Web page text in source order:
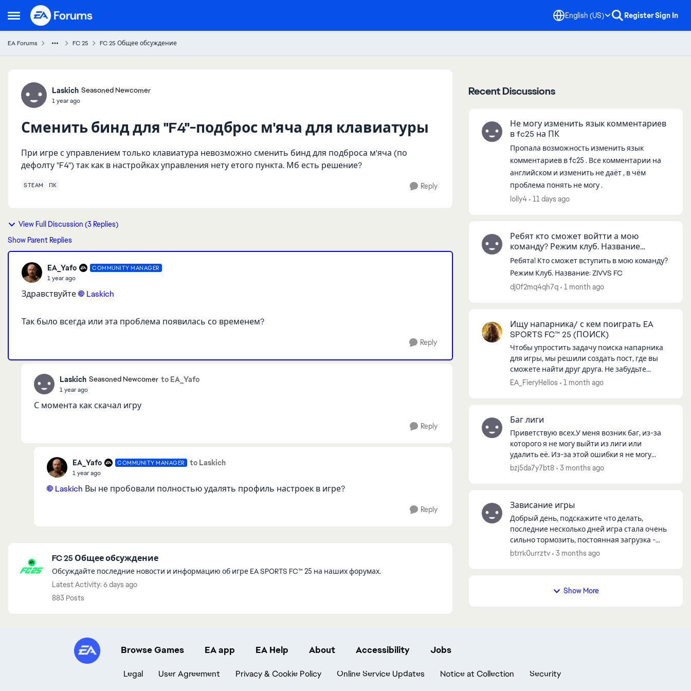
Open Side Menu
Skip to content English (US) RegisterSign In
EA Forums FC 25 FC 25 Общее обсуждение
Forum Discussion
Laskich Seasoned Newcomer
1 year ago
Сменить бинд для "F4"-подброс м'яча для клавиатуры
При игре с управлением только клавиатура невозможно сменить бинд для подброса м'яча (по
дефолту "F4") так как в настройках управления нету етого пункта. Мб есть решение?
STEAM ПК Reply
View Full Discussion (3 Replies)
Show Parent Replies
EA_Yafo COMMUNITY MANAGER
1 year ago
Здравствуйте Laskich​
Так было всегда или эта проблема появилась со временем?
Reply
Laskich Seasoned Newcomer to EA_Yafo
1 year ago
С момента как скачал игру
Reply
EA_Yafo COMMUNITY MANAGER to Laskich
1 year ago
Laskich​ Вы не пробовали полностью удалять профиль настроек в игре?
Reply
FC 25 Общее обсуждение
Обсуждайте последние новости и информацию об игре EA SPORTS FC™ 25 на наших форумах.
Latest Activity: 6 days ago
883 Posts
Recent Discussions
Не могу изменить язык комментариев
в fc25 на ПК
Пропала возможность изменить язык
комментариев в fc25 . Все комментарии на
английском и изменить не даёт , в чём
проблема понять не могу .
lolly4
11 days ago
Ребят кто сможет войтти а мою
команду? Режим клуб. Название
команды: ZIVVS FC.
Ребята! Кто сможет вступить в мою команду?
Режим Клуб. Название: ZIVVS FC
dj0f2mq4qh7q
1 month ago
Ищу напарника/ с кем поиграть EA
SPORTS FC™ 25 (ПОИСК)
Чтобы упростить задачу поиска напарника
для игры, мы решили создать пост, где вы
сможете найти друг друга. Не забудьте
включить следующую информацию при
EA_FieryHelios 1 month ago
Баг лиги
Приветствую всех.У меня возник баг, из-за
которого я не могу выйти из лиги или
удалить её. Из-за этой ошибки я не могу
вступить в другую лигу.Прошу помочь
bzj5da7y7bt8 3 months ago
Зависание игры
Добрый день, подскажите что делать,
последние несколько дней игра стала очень
сильно тормозить, постоянная загрузка -
при входе в игру, при поиске матча, при
btrrk0urrztv 3 months ago
Show More
Browse Games EA app EA Help About Accessibility Jobs
Legal User Agreement Privacy & Cookie Policy Online Service Updates Notice at Collection Security